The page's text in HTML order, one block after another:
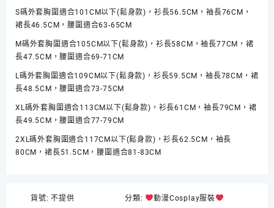
COSPLAY
服
數
量
S碼外套胸圍適合101CM以下(鬆身款)，衫長56.5CM，袖長76CM，
裙長46.5CM，腰圍適合63-65CM
M碼外套胸圍適合105CM以下(鬆身款)，衫長58CM，袖長77CM，裙
長47.5CM，腰圍適合69-71CM
L碼外套胸圍適合109CM以下(鬆身款)，衫長59.5CM，袖長78CM，裙
長48.5CM，腰圍適合73-75CM
XL碼外套胸圍適合113CM以下(鬆身款)，衫長61CM，袖長79CM，裙
長49.5CM，腰圍適合77-79CM
2XL碼外套胸圍適合117CM以下(鬆身款)，衫長62.5CM，袖長
80CM，裙長51.5CM，腰圍適合81-83CM
貨號:不提供 分類: 動漫Cosplay服裝